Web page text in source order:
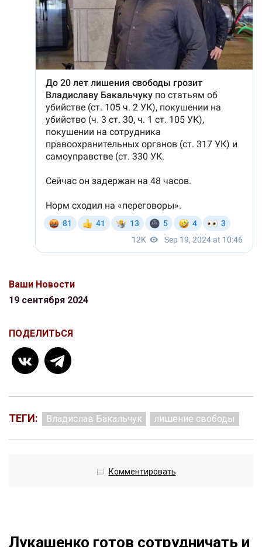
Ваши Новости
19 сентября 2024
ПОДЕЛИТЬСЯ
ТЕГИ: Владислав Бакальчук лишение свободы
Комментировать
Лукашенко готов сотрудничать и